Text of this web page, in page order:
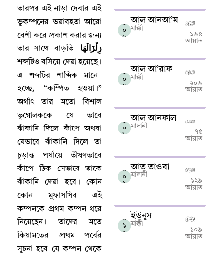
তারপর এই নাড়া দেবার এই
ভূকম্পনের ভয়াবহতা আরো
বেশী করে প্রকাশ করার জন্য
তার সাথে বাড়তি
زِلْزَالَهَا
শব্দটিও বসিয়ে দেয়া হয়েছে।
এ শব্দটির শাব্দিক মানে
হচ্ছে, “কম্পিত হওয়া ।”
অর্থাৎ তার মতো বিশাল
ভূগোলককে যে ভাবে
ঝাঁকানি দিলে কাঁপে অথবা
যেভাবে ঝাঁকানি দিলে তা
চূড়ান্ত পর্যায়ে ভীষণভাবে
কাঁপে ঠিক সেভাবে তাকে
ঝাঁকানি দেয়া হবে । কোন
কোন মুফাসসির এই
কম্পনকে প্রথম কম্পন ধরে
নিয়েছেন । তাদের মতে
কিয়ামতের প্রথম পর্বের
সূচনা হবে যে কম্পন থেকে
০
০
৬
আল আনআ’ম
মাক্কী
১৬৫
আয়াত
০
০
৭
আল আ’রাফ
মাক্কী
২০৬
আয়াত
০
০
৮
আল আনফাল
মাদানী
৭৫
আয়াত
০
০
৯
আত তাওবা
মাদানী
১২৯
আয়াত
০
১
০
ইউনুস
মাক্কী
১০৯
আয়াত